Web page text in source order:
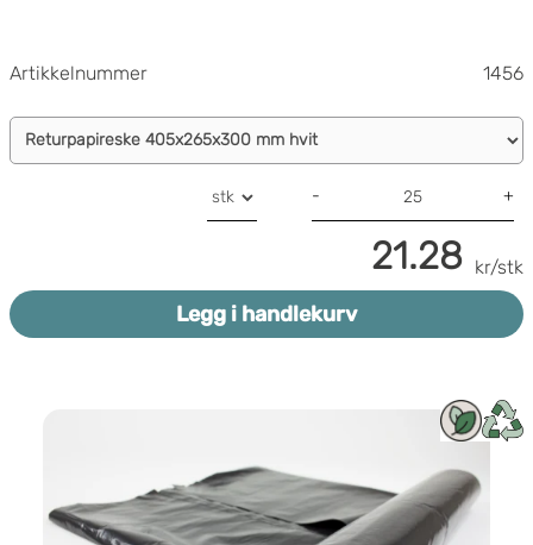
Artikkelnummer 1456
- +
21.28 kr/stk
Legg i handlekurv